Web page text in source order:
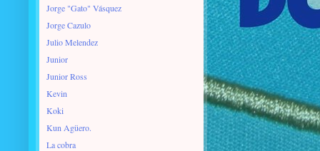
Jorge "Gato" Vásquez
Jorge Cazulo
Julio Melendez
Junior
Junior Ross
Kevin
Koki
Kun Agüero.
La cobra